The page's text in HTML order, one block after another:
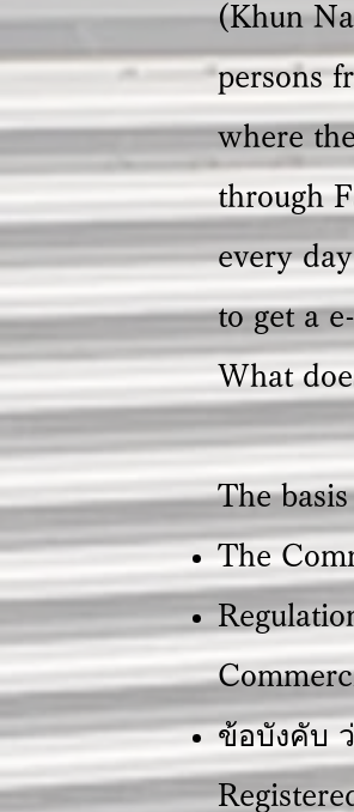
(Khun
persons
where
through
every
to get a
What
The
The
ข้อบังคับ